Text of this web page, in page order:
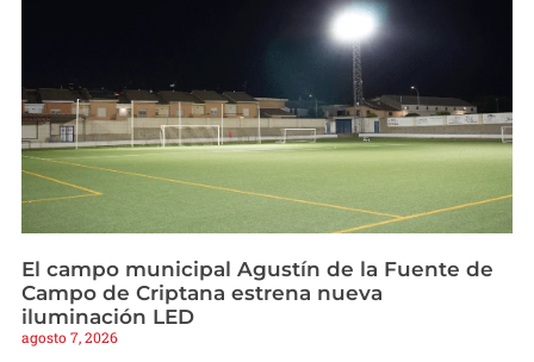
El campo municipal Agustín de la Fuente de
Campo de Criptana estrena nueva
iluminación LED
agosto 7, 2026